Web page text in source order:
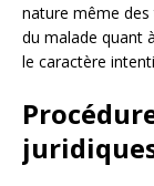
nature même
du malade quant
le caractère